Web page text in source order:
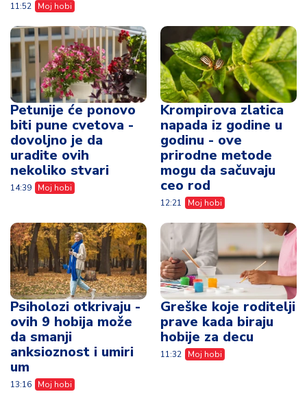
11:52 Moj hobi
Petunije će ponovo
biti pune cvetova -
dovoljno je da
uradite ovih
nekoliko stvari
14:39 Moj hobi
Krompirova zlatica
napada iz godine u
godinu - ove
prirodne metode
mogu da sačuvaju
ceo rod
12:21 Moj hobi
Psiholozi otkrivaju -
ovih 9 hobija može
da smanji
anksioznost i umiri
um
13:16 Moj hobi
Greške koje roditelji
prave kada biraju
hobije za decu
11:32 Moj hobi